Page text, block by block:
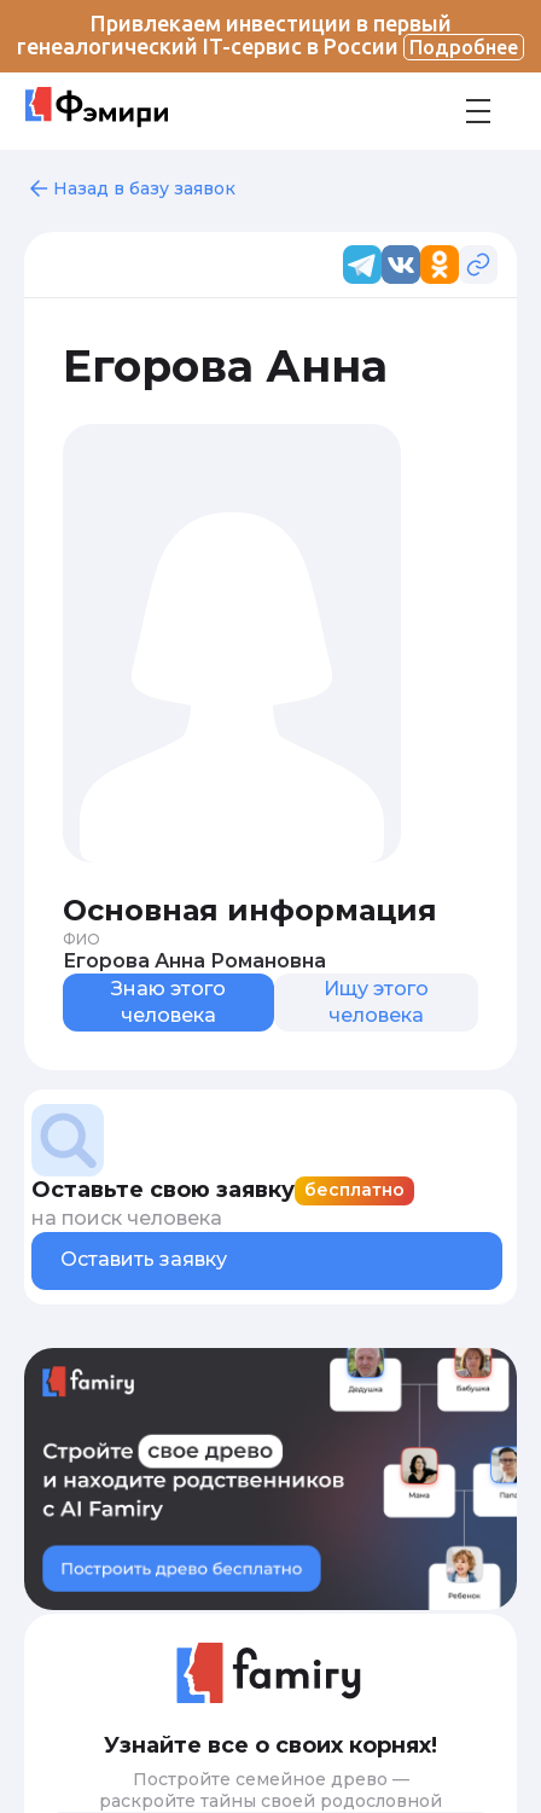
Привлекаем инвестиции в первый
генеалогический IT-сервис в России
Подробнее
Назад в базу заявок
Егорова Анна
Основная информация
ФИО
Егорова Анна Романовна
Знаю этого
человека
Ищу этого
человека
Оставьте свою заявку бесплатно
на поиск человека
Оставить заявку
Узнайте все о своих корнях!
Постройте семейное древо —
раскройте тайны своей родословной